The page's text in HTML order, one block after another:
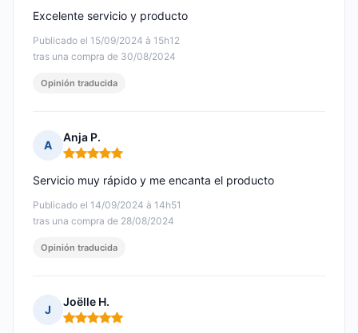
Publicado el 15/09/2024 à 15h12
tras una compra de 30/08/2024
Excelente servicio y producto
Opinión traducida
A
Anja P.
Nota: 5 de 5
Publicado el 14/09/2024 à 14h51
tras una compra de 28/08/2024
Servicio muy rápido y me encanta el producto
Opinión traducida
J
Joëlle H.
Nota: 5 de 5